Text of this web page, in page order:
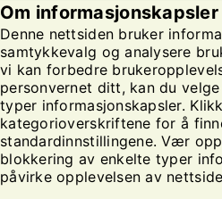
Om informasjonskapsler
Denne nettsiden bruker
samtykkevalg og analysere
vi kan forbedre
personvernet ditt, kan du
typer informasjonskapsler.
kategorioverskriftene for å
standardinnstillingene. Vær
blokkering av enkelte typer
påvirke opplevelsen av